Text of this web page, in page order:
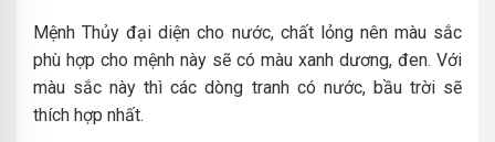
Mệnh Thủy đại diện cho nước, chất lỏng nên màu sắc
phù hợp cho mệnh này sẽ có màu xanh dương, đen. Với
màu sắc này thì các dòng tranh có nước, bầu trời sẽ
thích hợp nhất.